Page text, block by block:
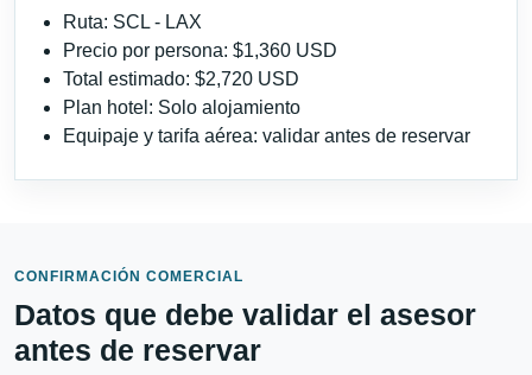
Ruta: SCL - LAX
Precio por persona: $1,360 USD
Total estimado: $2,720 USD
Plan hotel: Solo alojamiento
Equipaje y tarifa aérea: validar antes de reservar
CONFIRMACIÓN COMERCIAL
Datos que debe validar el asesor
antes de reservar